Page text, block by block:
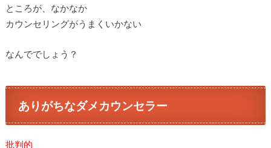
ところが、なかなか
カウンセリングがうまくいかない
なんででしょう？
ありがちなダメカウンセラー
批判的